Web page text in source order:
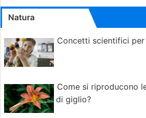
Natura
Concetti scientifici per
Come si riproducono
di giglio?